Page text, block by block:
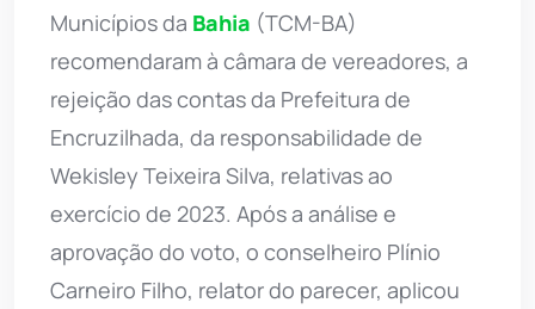
Municípios da Bahia (TCM-BA)
recomendaram à câmara de vereadores, a
rejeição das contas da Prefeitura de
Encruzilhada, da responsabilidade de
Wekisley Teixeira Silva, relativas ao
exercício de 2023. Após a análise e
aprovação do voto, o conselheiro Plínio
Carneiro Filho, relator do parecer, aplicou